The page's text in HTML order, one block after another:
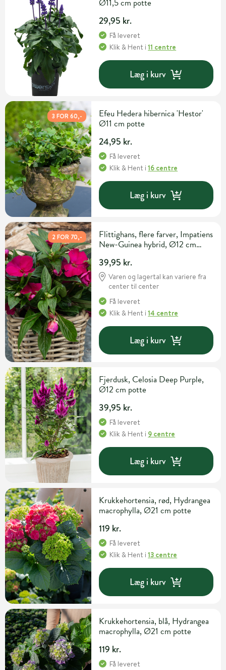
Ø11,5 cm potte
29,95 kr.
Få leveret
Klik & Hent i11 centre
Læg i kurv
3 FOR 60,-
Efeu Hedera hibernica 'Hestor'
Ø11 cm potte
24,95 kr.
Få leveret
Klik & Hent i16 centre
Læg i kurv
2 FOR 70,-
Flittighans, flere farver, Impatiens
New-Guinea hybrid, Ø12 cm
39,95 kr.
Varen og lagertal kan variere fra
center til center
Få leveret
Klik & Hent i14 centre
Læg i kurv
Fjerdusk, Celosia Deep Purple,
Ø12 cm potte
39,95 kr.
Få leveret
Klik & Hent i 9 centre
Læg i kurv
Krukkehortensia, rød, Hydrangea
macrophylla, Ø21 cm potte
119 kr.
Få leveret
Klik & Hent i13 centre
Læg i kurv
Krukkehortensia, blå, Hydrangea
macrophylla, Ø21 cm potte
119 kr.
Få leveret